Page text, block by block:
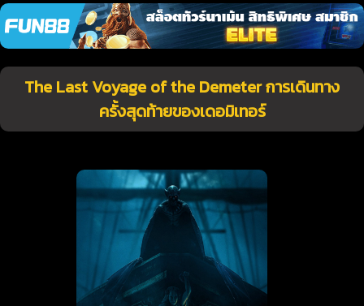
The Last Voyage of the Demeter การเดินทาง
ครั้งสุดท้ายของเดอมิเทอร์